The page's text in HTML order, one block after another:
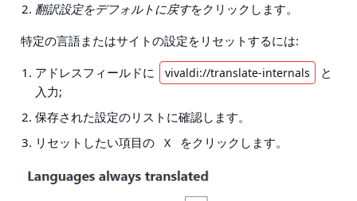
翻訳設定をデフォルトに戻すをクリックします。
特定の言語またはサイトの設定をリセットするには:
アドレスフィールドに
vivaldi://translate-internals
と
入力;
保存された設定のリストに確認します。
リセットしたい項目の
X をクリックします。